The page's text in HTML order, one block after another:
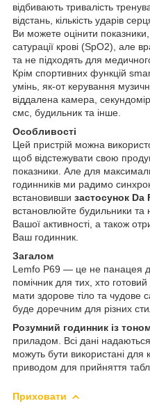
відбивають тривалість
відстань, кількість ударів
Ви можете оцінити показники,
сатурації крові (SpO2), але
та не підходять для
Крім спортивних функцій
умінь, як-от керування
віддалена камера,
смс, будильник та інше.
Особливості
Цей пристрій можна
щоб відстежувати свою
показники. Але для
годинників ми радимо
встановивши застосунок Da
встановлюйте будильники та
Вашої активності, а також
Ваш годинник.
Загалом
Lemfo P69 — це не панацея
помічник для тих, хто
мати здорове тіло та чудове
буде доречним для різних
Розумний годинник із
приладом. Всі дані
можуть бути використані для
приводом для прийняття
Приховати